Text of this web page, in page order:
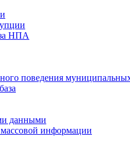
НПА
поведения
данными
информации